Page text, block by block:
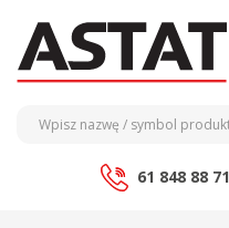
61 848 88 71